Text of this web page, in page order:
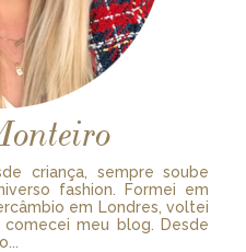
criança, sempre soube
fashion. Formei em
em Londres, voltei
meu blog. Desde